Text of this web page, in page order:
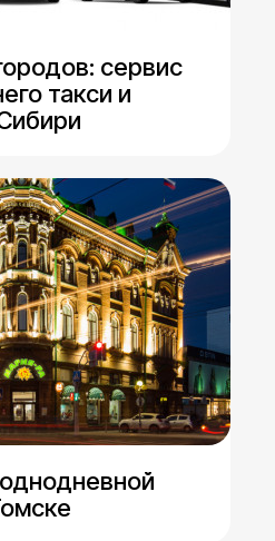
сервис
такси и